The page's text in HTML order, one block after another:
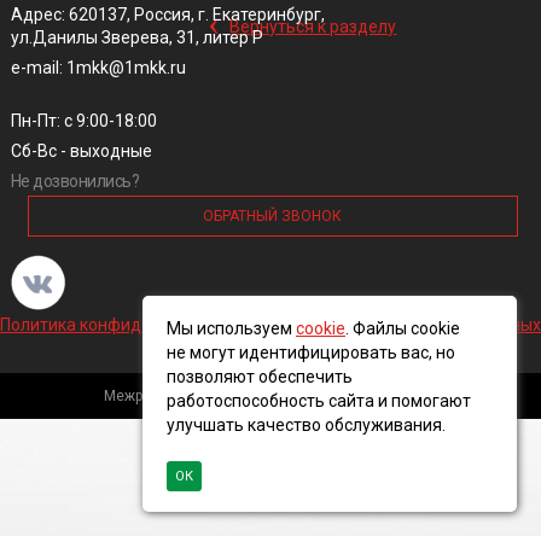
‹ Вернуться к разделу
Адрес: 620137, Россия, г. Екатеринбург,
ул.Данилы Зверева, 31, литер Р
e-mail: 1mkk@1mkk.ru
Пн-Пт: с 9:00-18:00
Сб-Вс - выходные
Не дозвонились?
ОБРАТНЫЙ ЗВОНОК
Политика конфиденциальности и обработки персональных данных
Межрегиональная кабельная компания, 2016 ©
Мы используем cookie . Файлы cookie
не могут идентифицировать вас, но
позволяют обеспечить
работоспособность сайта и помогают
улучшать качество обслуживания.
ОК